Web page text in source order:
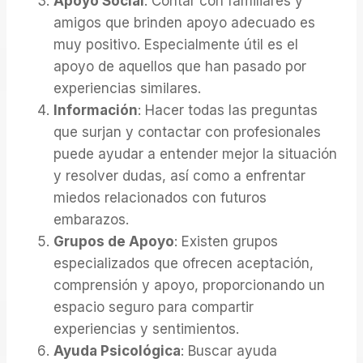
amigos que brinden apoyo adecuado es
muy positivo. Especialmente útil es el
apoyo de aquellos que han pasado por
experiencias similares.
Información: Hacer todas las preguntas
que surjan y contactar con profesionales
puede ayudar a entender mejor la situación
y resolver dudas, así como a enfrentar
miedos relacionados con futuros
embarazos.
Grupos de Apoyo: Existen grupos
especializados que ofrecen aceptación,
comprensión y apoyo, proporcionando un
espacio seguro para compartir
experiencias y sentimientos.
Ayuda Psicológica: Buscar ayuda